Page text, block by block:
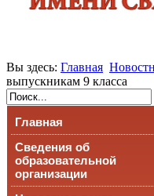
Вы здесь: Главная
выпускникам 9 класса
Главная
Сведения об
образовательной
организации